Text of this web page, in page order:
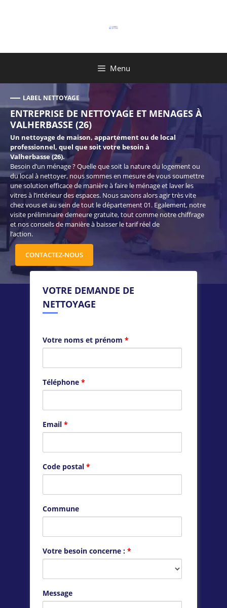
Menu
LABEL NETTOYAGE
ENTREPRISE DE NETTOYAGE ET MENAGES À
VALHERBASSE (26)
Un nettoyage de maison, appartement ou de local
professionnel, quel que soit votre besoin à
Valherbasse (26).
Besoin d’un ménage ? Quelle que soit la nature du logement ou
du local à nettoyer, nous sommes en mesure de vous soumettre
une solution efficace de manière à faire le ménage et laver les
vitres à l’intérieur des espaces. Nous savons alors agir très vite
chez vous et au sein de tout le département 01. Egalement, notre
visite préliminaire demeure gratuite, tout comme notre chiffrage
et nos conseils de manière à baisser le tarif réel de
l’action.
CONTACTEZ-NOUS
VOTRE DEMANDE DE
NETTOYAGE
Votre noms et prénom *
Téléphone *
Email *
Code postal *
Commune
Votre besoin concerne : *
Message